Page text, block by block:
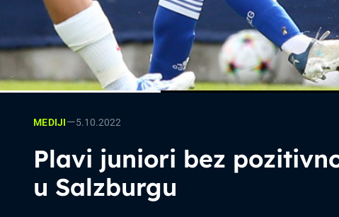
MEDIJI—5.10.2022
Plavi juniori bez
u Salzburgu